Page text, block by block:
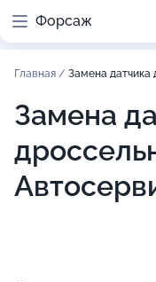
Форсаж
Главная / Замена датчика
Замена